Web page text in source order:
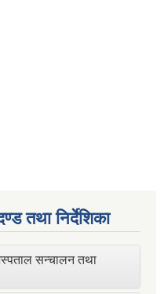
तथा निर्देशिका
सन्चालन तथा